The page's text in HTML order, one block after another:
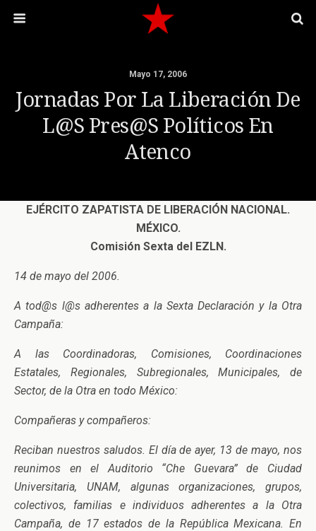
Mayo 17, 2006
Jornadas Por La Liberación De
L@s Pres@s Políticos En
Atenco
EJÉRCITO ZAPATISTA DE LIBERACIÓN NACIONAL.
MÉXICO.
Comisión Sexta del EZLN.
14 de mayo del 2006.
A tod@s l@s adherentes a la Sexta Declaración y la Otra
Campaña:
A las Coordinadoras, Comisiones, Coordinaciones
Estatales, Regionales, Subregionales, Municipales, de
Sector, de la Otra en todo México:
Compañeras y compañeros:
Reciban nuestros saludos. El día de ayer, 13 de mayo, nos
reunimos en el Auditorio “Che Guevara” de Ciudad
Universitaria, UNAM, algunas organizaciones, grupos,
colectivos, familias e individuos adherentes a la Otra
Campaña, de 17 estados de la República Mexicana. En